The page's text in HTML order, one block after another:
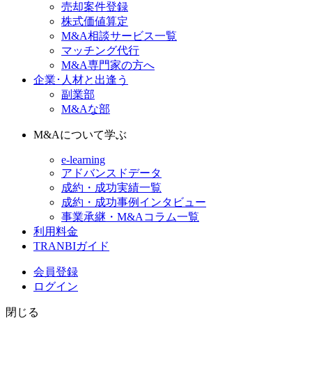
売却案件登録
株式価値算定
M&A相談サービス一覧
マッチング代行
M&A専門家の方へ
企業･人材と出逢う
副業部
M&Aな部
M&Aについて学ぶ
e-learning
アドバンスドデータ
成約・成功実績一覧
成約・成功事例インタビュー
事業承継・M&Aコラム一覧
利用料金
TRANBIガイド
会員登録
ログイン
閉じる